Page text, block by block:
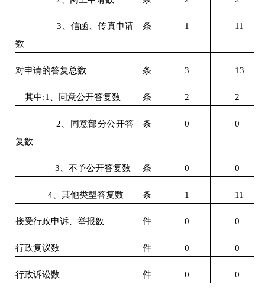
3 、信函 、传真申请
数
条 1 11
对申请的答复总数 条 3 13
其中:1 、同意公开答复数 条 2 2
2 、同意部分公开答
复数
条 0 0
3 、不予公开答复数 条 0 0
4、其他类型答复数 条 1 11
接受行政申诉、举报数 件 0 0
行政复议数 件 0 0
行政诉讼数 件 0 0